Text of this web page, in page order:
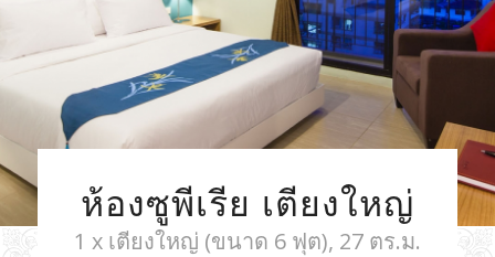
ห้องซูพีเรีย เตียงใหญ่
1 x เตียงใหญ่ (ขนาด 6 ฟุต), 27 ตร.ม.